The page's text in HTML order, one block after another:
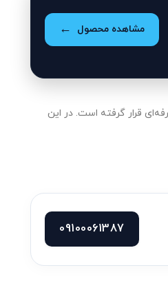
مشاهده محصول
قرار گرفته است. در این
09100061387